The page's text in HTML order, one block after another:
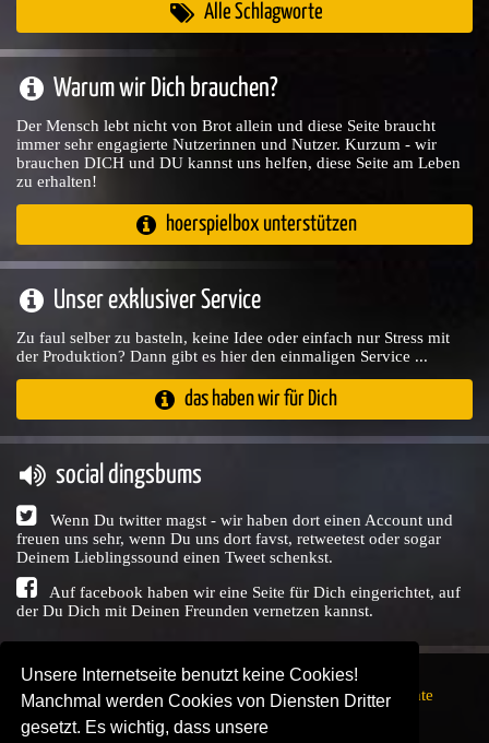
Unsere Internetseite benutzt keine Cookies!
Manchmal werden Cookies von Diensten Dritter
gesetzt. Es wichtig, dass unsere
Alle Schlagworte
Warum wir Dich brauchen?
Der Mensch lebt nicht von Brot allein und diese Seite braucht
immer sehr engagierte Nutzerinnen und Nutzer. Kurzum - wir
brauchen DICH und DU kannst uns helfen, diese Seite am Leben
zu erhalten!
hoerspielbox unterstützen
Unser exklusiver Service
Zu faul selber zu basteln, keine Idee oder einfach nur Stress mit
der Produktion? Dann gibt es hier den einmaligen Service ...
das haben wir für Dich
social dingsbums
Wenn Du twitter magst - wir haben dort einen Account und
freuen uns sehr, wenn Du uns dort favst, retweetest oder sogar
Deinem Lieblingssound einen Tweet schenkst.
Auf facebook haben wir eine Seite für Dich eingerichtet, auf
der Du Dich mit Deinen Freunden vernetzen kannst.
Copyright © Audio Union GbR, 1999 - 2026,Nutzungsrechte
SENDEPLATZ ↗